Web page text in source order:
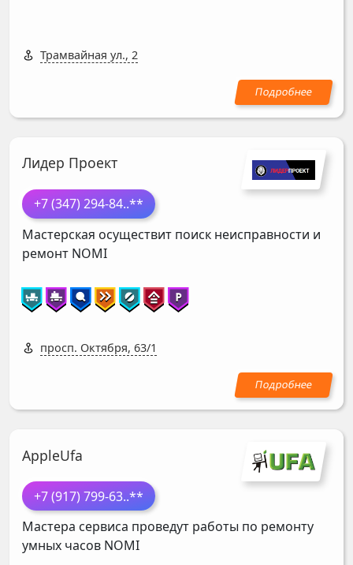
Трамвайная ул., 2
Лидер Проект
+7 (347) 294-84..**
Мастерская осуществит поиск неисправности и
ремонт NOMI
просп. Октября, 63/1
AppleUfa
+7 (917) 799-63..**
Мастера сервиса проведут работы по ремонту
умных часов NOMI